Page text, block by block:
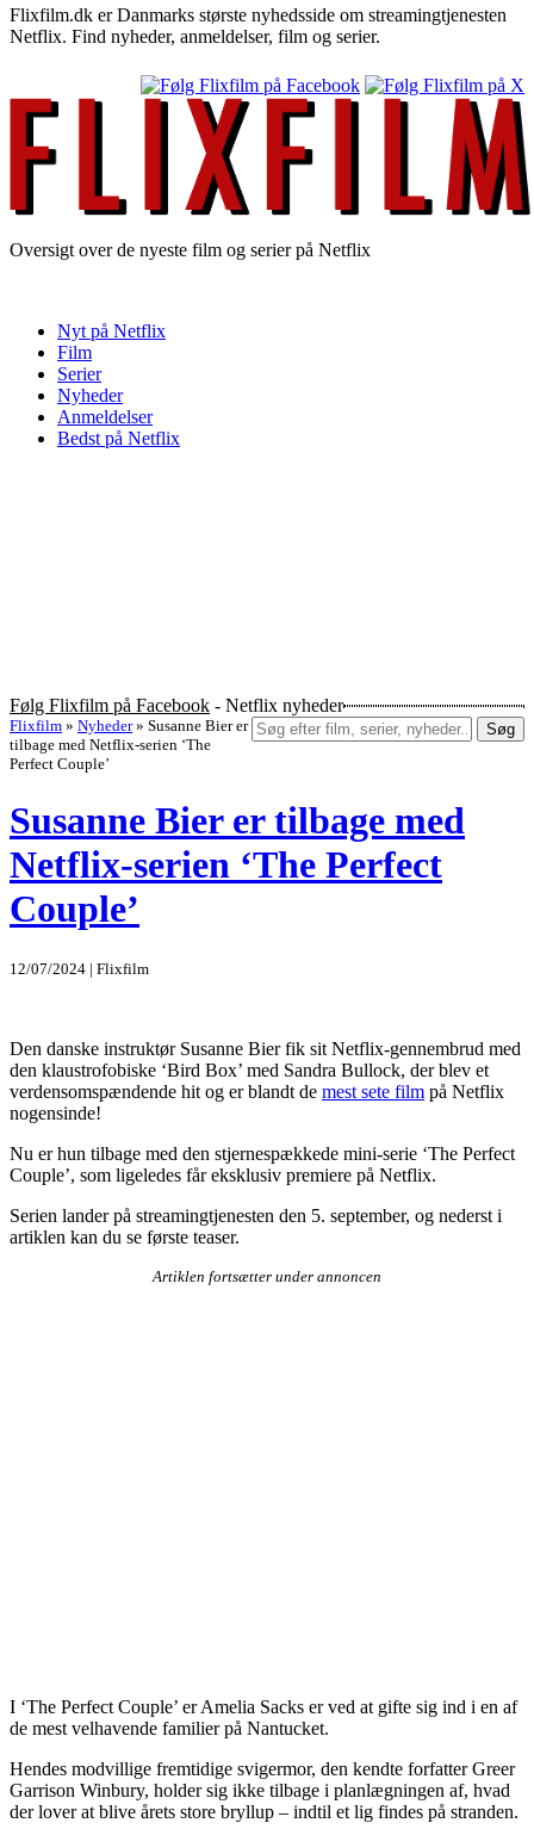
Flixfilm.dk er Danmarks største nyhedsside om streamingtjenesten
Netflix. Find nyheder, anmeldelser, film og serier.
Oversigt over de nyeste film og serier på Netflix
Nyt på Netflix
Film
Serier
Nyheder
Anmeldelser
Bedst på Netflix
Følg Flixfilm på Facebook - Netflix nyheder
Søg
Flixfilm » Nyheder » Susanne Bier er
tilbage med Netflix-serien ‘The
Perfect Couple’
Susanne Bier er tilbage med
Netflix-serien ‘The Perfect
Couple’
12/07/2024 | Flixfilm
Den danske instruktør Susanne Bier fik sit Netflix-gennembrud med
den klaustrofobiske ‘Bird Box’ med Sandra Bullock, der blev et
verdensomspændende hit og er blandt de mest sete film på Netflix
nogensinde!
Nu er hun tilbage med den stjernespækkede mini-serie ‘The Perfect
Couple’, som ligeledes får eksklusiv premiere på Netflix.
Serien lander på streamingtjenesten den 5. september, og nederst i
artiklen kan du se første teaser.
Artiklen fortsætter under annoncen
I ‘The Perfect Couple’ er Amelia Sacks er ved at gifte sig ind i en af
de mest velhavende familier på Nantucket.
Hendes modvillige fremtidige svigermor, den kendte forfatter Greer
Garrison Winbury, holder sig ikke tilbage i planlægningen af, hvad
der lover at blive årets store bryllup – indtil et lig findes på stranden.